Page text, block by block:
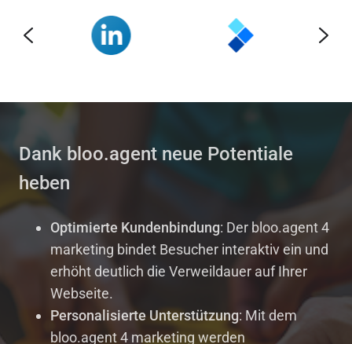
Dank bloo.agent neue Potentiale
heben
Optimierte Kundenbindung: Der bloo.agent 4
marketing bindet Besucher interaktiv ein und
erhöht deutlich die Verweildauer auf Ihrer
Webseite.
Personalisierte Unterstützung: Mit dem
bloo.agent 4 marketing werden